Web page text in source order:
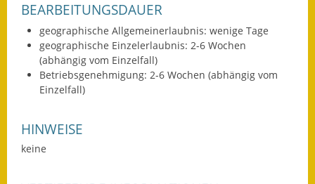
Gemeindehalle und
Bürgerhaus
Grundschule &
Kernzeitbetreuung
BEARBEITUNGSDAUER
geographische Allgemeinerlaubnis: wenige Tage
geographische Einzelerlaubnis: 2-6 Wochen
(abhängig vom Einzelfall)
Betriebsgenehmigung: 2-6 Wochen (abhängig vom
Einzelfall)
HINWEISE
keine